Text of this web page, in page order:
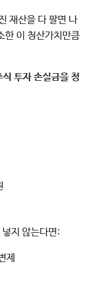
재산을 다 팔면 나
한 이 청산가치만큼
식 투자 손실금을 청
지 않는다면:
제